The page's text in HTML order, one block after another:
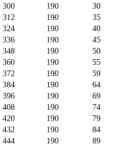
300 190
30
312 190
35
324 190
40
336 190
45
348 190
50
360 190
55
372 190
59
384 190
64
396 190
69
408 190
74
420 190
79
432 190
84
444 190
89